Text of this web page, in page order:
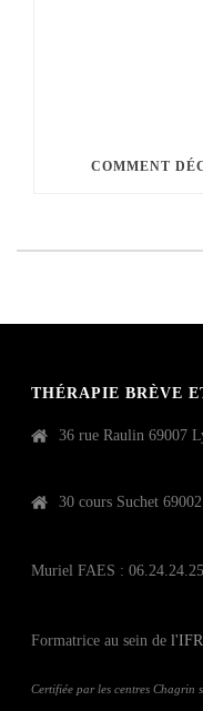
COMMENT
THÉRAPIE BRÈVE
36 rue Raulin 69007
30 cours Suchet
Muriel FAES :
Formatrice au sein de
Certifiée par les centres Chagrin